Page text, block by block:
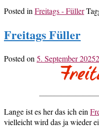
Posted in Freitags - Füller
Freitags Füller
Posted on 5. September 2025
Lange ist es her das ich ein
vielleicht wird das ja wieder